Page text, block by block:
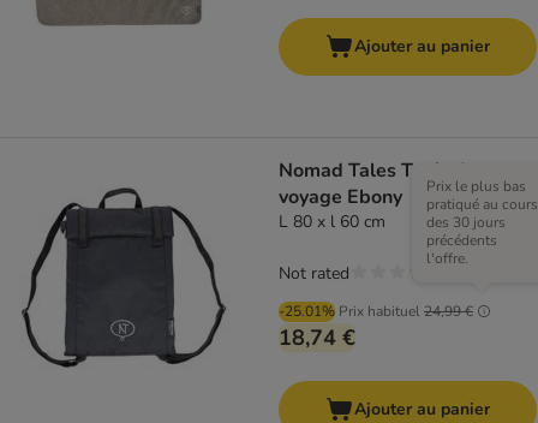
Ajouter au panier
Nomad Tales Tapis de
voyage Ebony
L 80 x l 60 cm
-25.01% Prix habituel24,99 €
Prix le plus bas
pratiqué au cours
des 30 jours
précédents
l'offre.
18,74 €
Not rated
Ajouter au panier